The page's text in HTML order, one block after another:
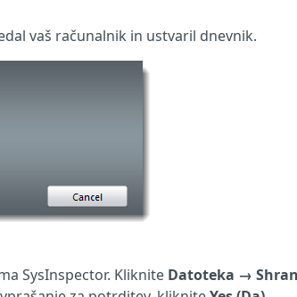
vaš računalnik in ustvaril dnevnik.
SysInspector. Kliknite Datoteka →